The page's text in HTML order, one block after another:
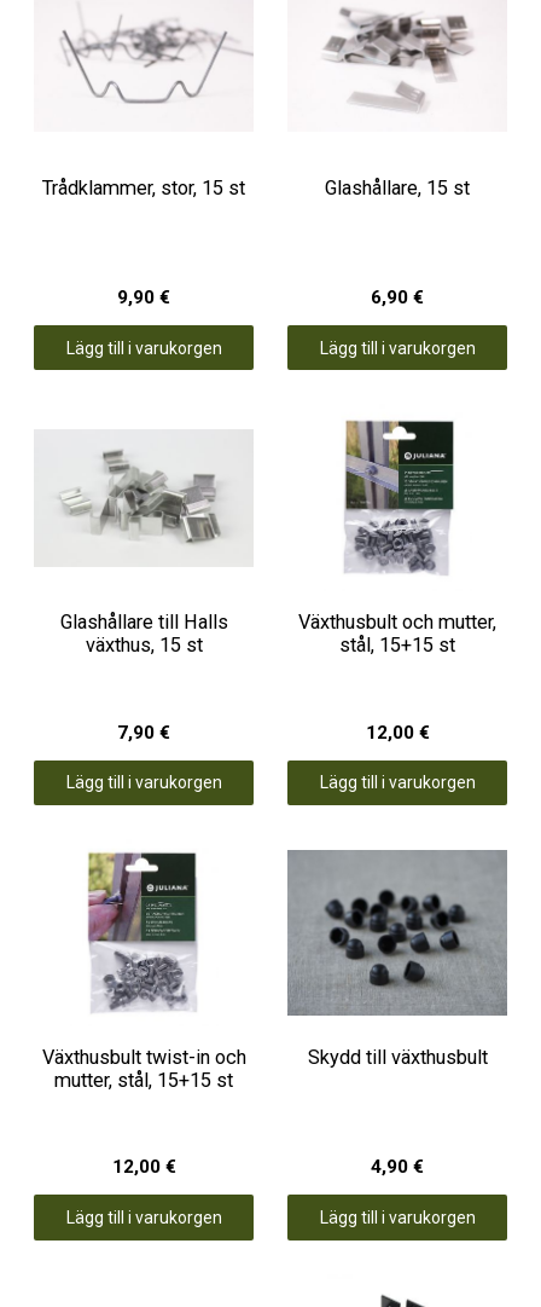
Trådklammer, stor, 15 st
9,90 €
Lägg till i varukorgen
Glashållare, 15 st
6,90 €
Lägg till i varukorgen
Glashållare till Halls
växthus, 15 st
7,90 €
Lägg till i varukorgen
Växthusbult och mutter,
stål, 15+15 st
12,00 €
Lägg till i varukorgen
Växthusbult twist-in och
mutter, stål, 15+15 st
12,00 €
Lägg till i varukorgen
Skydd till växthusbult
4,90 €
Lägg till i varukorgen